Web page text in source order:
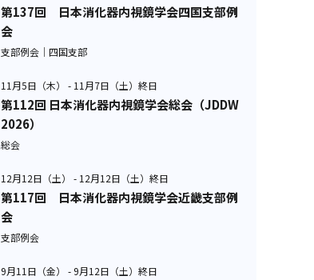
第137回 日本消化器内視鏡学会四国支部例
会
支部例会｜四国支部
11月5日（木） - 11月7日（土）終日
第112回 日本消化器内視鏡学会総会（JDDW
2026）
総会
12月12日（土） - 12月12日（土）終日
第117回 日本消化器内視鏡学会近畿支部例
会
支部例会
9月11日（金） - 9月12日（土）終日